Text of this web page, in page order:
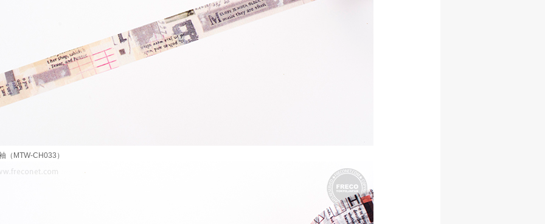
（MTW-CH033）